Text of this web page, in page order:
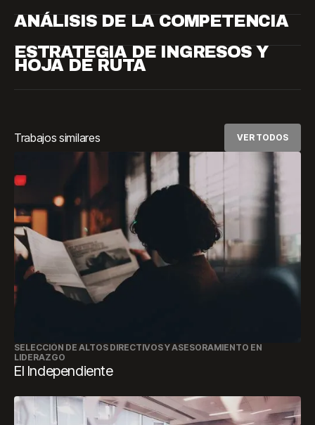
ANÁLISIS DE LA COMPETENCIA
ESTRATEGIA DE INGRESOS Y
HOJA DE RUTA
Trabajos similares VER TODOS
SELECCIÓN DE ALTOS DIRECTIVOS Y ASESORAMIENTO EN
LIDERAZGO
El Independiente